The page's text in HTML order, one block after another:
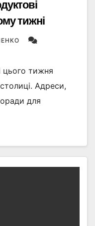
тижні
цього тижня
Адреси,
для